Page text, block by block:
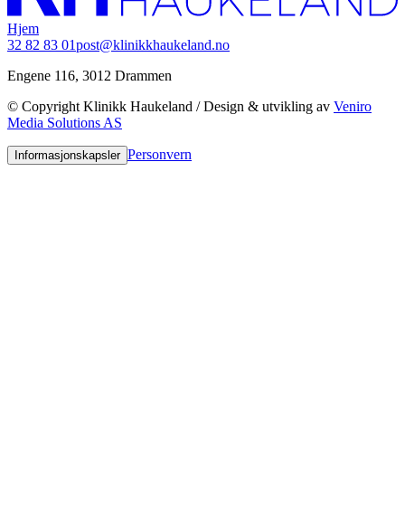
Hjem
32 82 83 01post@klinikkhaukeland.no
Engene 116, 3012 Drammen
© Copyright Klinikk Haukeland / Design & utvikling av Veniro
Media Solutions AS
Informasjonskapsler Personvern